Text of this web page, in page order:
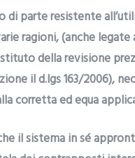
di parte resistente
ragioni, (anche
della revisione
il d.lgs 163/2006),
corretta ed equa
il sistema in sé